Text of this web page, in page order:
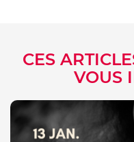
CES
VOUS